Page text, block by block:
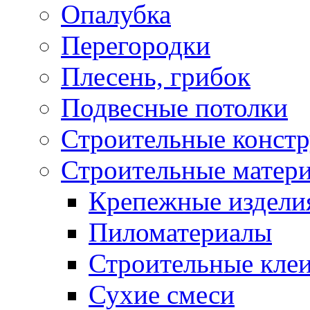
Опалубка
Перегородки
Плесень, грибок
Подвесные потолки
Строительные
Строительные
Крепежные
Пиломатериалы
Строительные
Сухие смеси